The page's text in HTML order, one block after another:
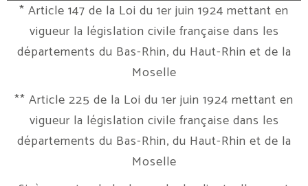
* Article 147 de la Loi du 1er juin 1924 mettant en
vigueur la législation civile française dans les
départements du Bas-Rhin, du Haut-Rhin et de la
Moselle
** Article 225 de la Loi du 1er juin 1924 mettant en
vigueur la législation civile française dans les
départements du Bas-Rhin, du Haut-Rhin et de la
Moselle